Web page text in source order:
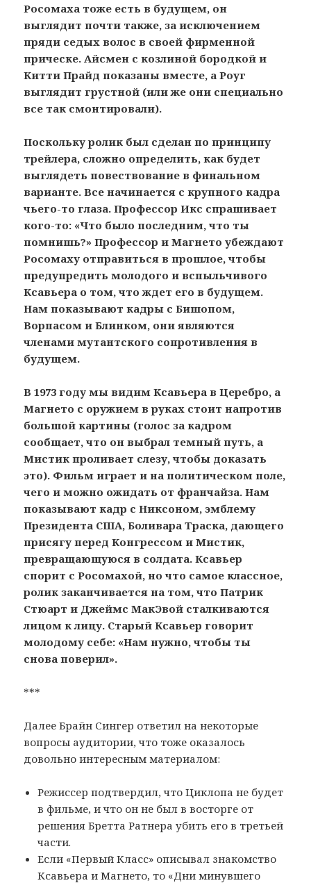
Росомаха тоже есть в будущем, он
выглядит почти также, за исключением
пряди седых волос в своей фирменной
прическе. Айсмен с козлиной бородкой и
Китти Прайд показаны вместе, а Роуг
выглядит грустной (или же они специально
все так смонтировали).
Поскольку ролик был сделан по принципу
трейлера, сложно определить, как будет
выглядеть повествование в финальном
варианте. Все начинается с крупного кадра
чьего-то глаза. Профессор Икс спрашивает
кого-то: «Что было последним, что ты
помнишь?» Профессор и Магнето убеждают
Росомаху отправиться в прошлое, чтобы
предупредить молодого и вспыльчивого
Ксавьера о том, что ждет его в будущем.
Нам показывают кадры с Бишопом,
Ворпасом и Блинком, они являются
членами мутантского сопротивления в
будущем.
В 1973 году мы видим Ксавьера в Церебро, а
Магнето с оружием в руках стоит напротив
большой картины (голос за кадром
сообщает, что он выбрал темный путь, а
Мистик проливает слезу, чтобы доказать
это). Фильм играет и на политическом поле,
чего и можно ожидать от франчайза. Нам
показывают кадр с Никсоном, эмблему
Президента США, Боливара Траска, дающего
присягу перед Конгрессом и Мистик,
превращающуюся в солдата. Ксавьер
спорит с Росомахой, но что самое классное,
ролик заканчивается на том, что Патрик
Стюарт и Джеймс МакЭвой сталкиваются
лицом к лицу. Старый Ксавьер говорит
молодому себе: «Нам нужно, чтобы ты
снова поверил».
***
Далее Брайн Сингер ответил на некоторые
вопросы аудитории, что тоже оказалось
довольно интересным материалом:
Режиссер подтвердил, что Циклопа не будет
в фильме, и что он не был в восторге от
решения Бретта Ратнера убить его в третьей
части.
Если «Первый Класс» описывал знакомство
Ксавьера и Магнето, то «Дни минувшего